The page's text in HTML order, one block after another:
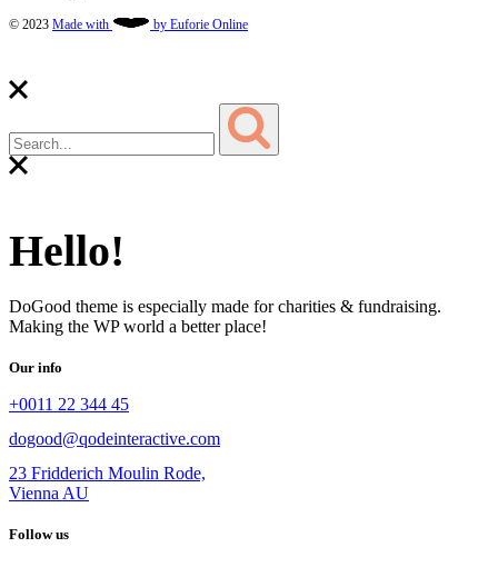
© 2023 Made with by Euforie Online
Hello!
DoGood theme is especially made for charities & fundraising.
Making the WP world a better place!
Our info
+0011 22 344 45
dogood@qodeinteractive.com
23 Fridderich Moulin Rode,
Vienna AU
Follow us